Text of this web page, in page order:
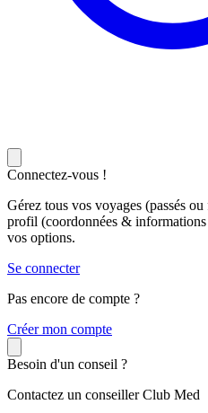
Connectez-vous !
Gérez tous vos voyages (passés
profil (coordonnées &
vos options.
Se connecter
Pas encore de compte ?
Créer mon compte
Besoin d'un conseil ?
Contactez un conseiller Club Med